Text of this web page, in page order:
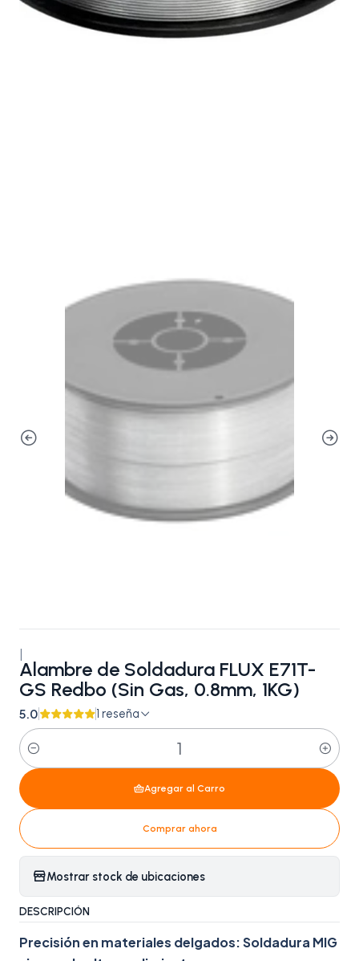
Alambre de Soldadura FLUX E71T-
GS Redbo (Sin Gas, 0.8mm, 1KG)
5.0 1 reseña
Cantidad
Agregar al Carro
Comprar ahora
Mostrar stock de ubicaciones
DESCRIPCIÓN
Precisión en materiales delgados: Soldadura MIG